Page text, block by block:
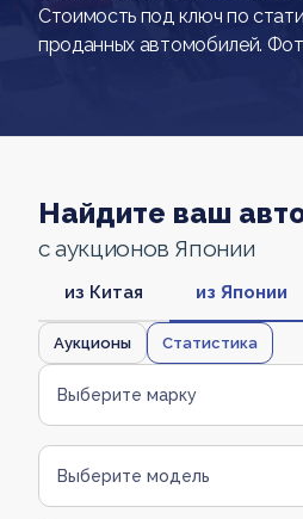
Стоимость под ключ по
проданных автомобилей.
Найдите ваш
с аукционов Японии
из Китая из Японии
Аукционы Статистика
Выберите марку
Выберите модель